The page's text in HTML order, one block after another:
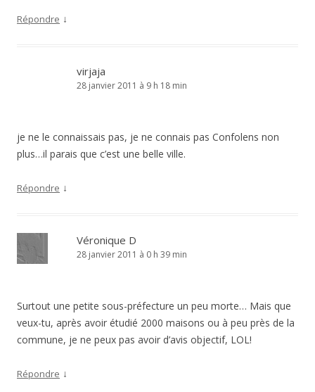
Répondre ↓
virjaja
28 janvier 2011 à 9 h 18 min
je ne le connaissais pas, je ne connais pas Confolens non
plus…il parais que c’est une belle ville.
Répondre ↓
Véronique D
28 janvier 2011 à 0 h 39 min
Surtout une petite sous-préfecture un peu morte… Mais que
veux-tu, après avoir étudié 2000 maisons ou à peu près de la
commune, je ne peux pas avoir d’avis objectif, LOL!
Répondre ↓